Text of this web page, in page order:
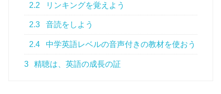
2.2 リンキングを覚えよう
2.3 音読をしよう
2.4 中学英語レベルの音声付きの教材を使おう
3 精聴は、英語の成長の証